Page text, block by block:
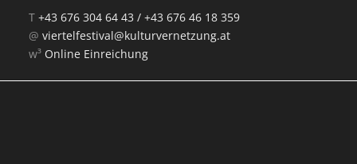
T+43 676 304 64 43 /+43 676 46 18 359
@viertelfestival@kulturvernetzung.at
w³ Online Einreichung